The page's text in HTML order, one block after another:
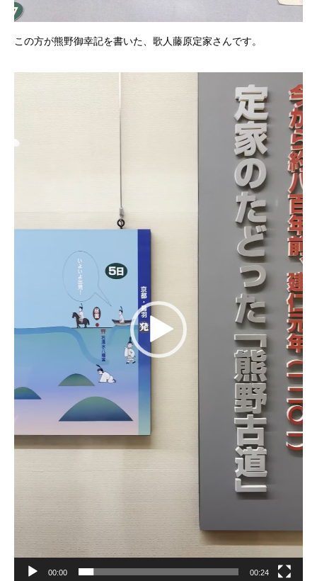
この方が熊野御幸記を書いた、歌人藤原定家さんです。
00:00 00:24